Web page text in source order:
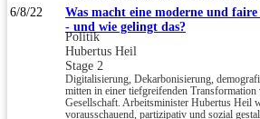
6/8/22
Was macht eine moderne und faire
- und wie gelingt das?
Politik
Hubertus Heil
Stage 2
Digitalisierung, Dekarbonisierung,
mitten in einer tiefgreifenden
Gesellschaft. Arbeitsminister Hubertus Heil
vorausschauend, partizipativ und sozial